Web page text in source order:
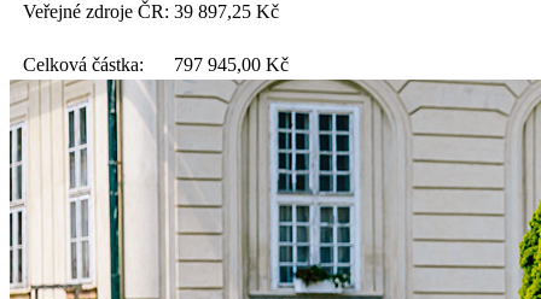
Veřejné zdroje ČR: 39 897,25 Kč
Celková částka: 797 945,00 Kč